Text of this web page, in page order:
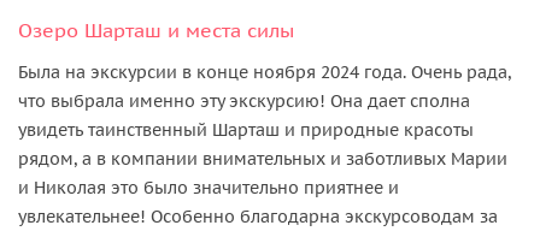
Озеро Шарташ и места силы
Была на экскурсии в конце ноября 2024 года. Очень рада,
что выбрала именно эту экскурсию! Она дает сполна
увидеть таинственный Шарташ и природные красоты
рядом, а в компании внимательных и заботливых Марии
и Николая это было значительно приятнее и
увлекательнее! Особенно благодарна экскурсоводам за